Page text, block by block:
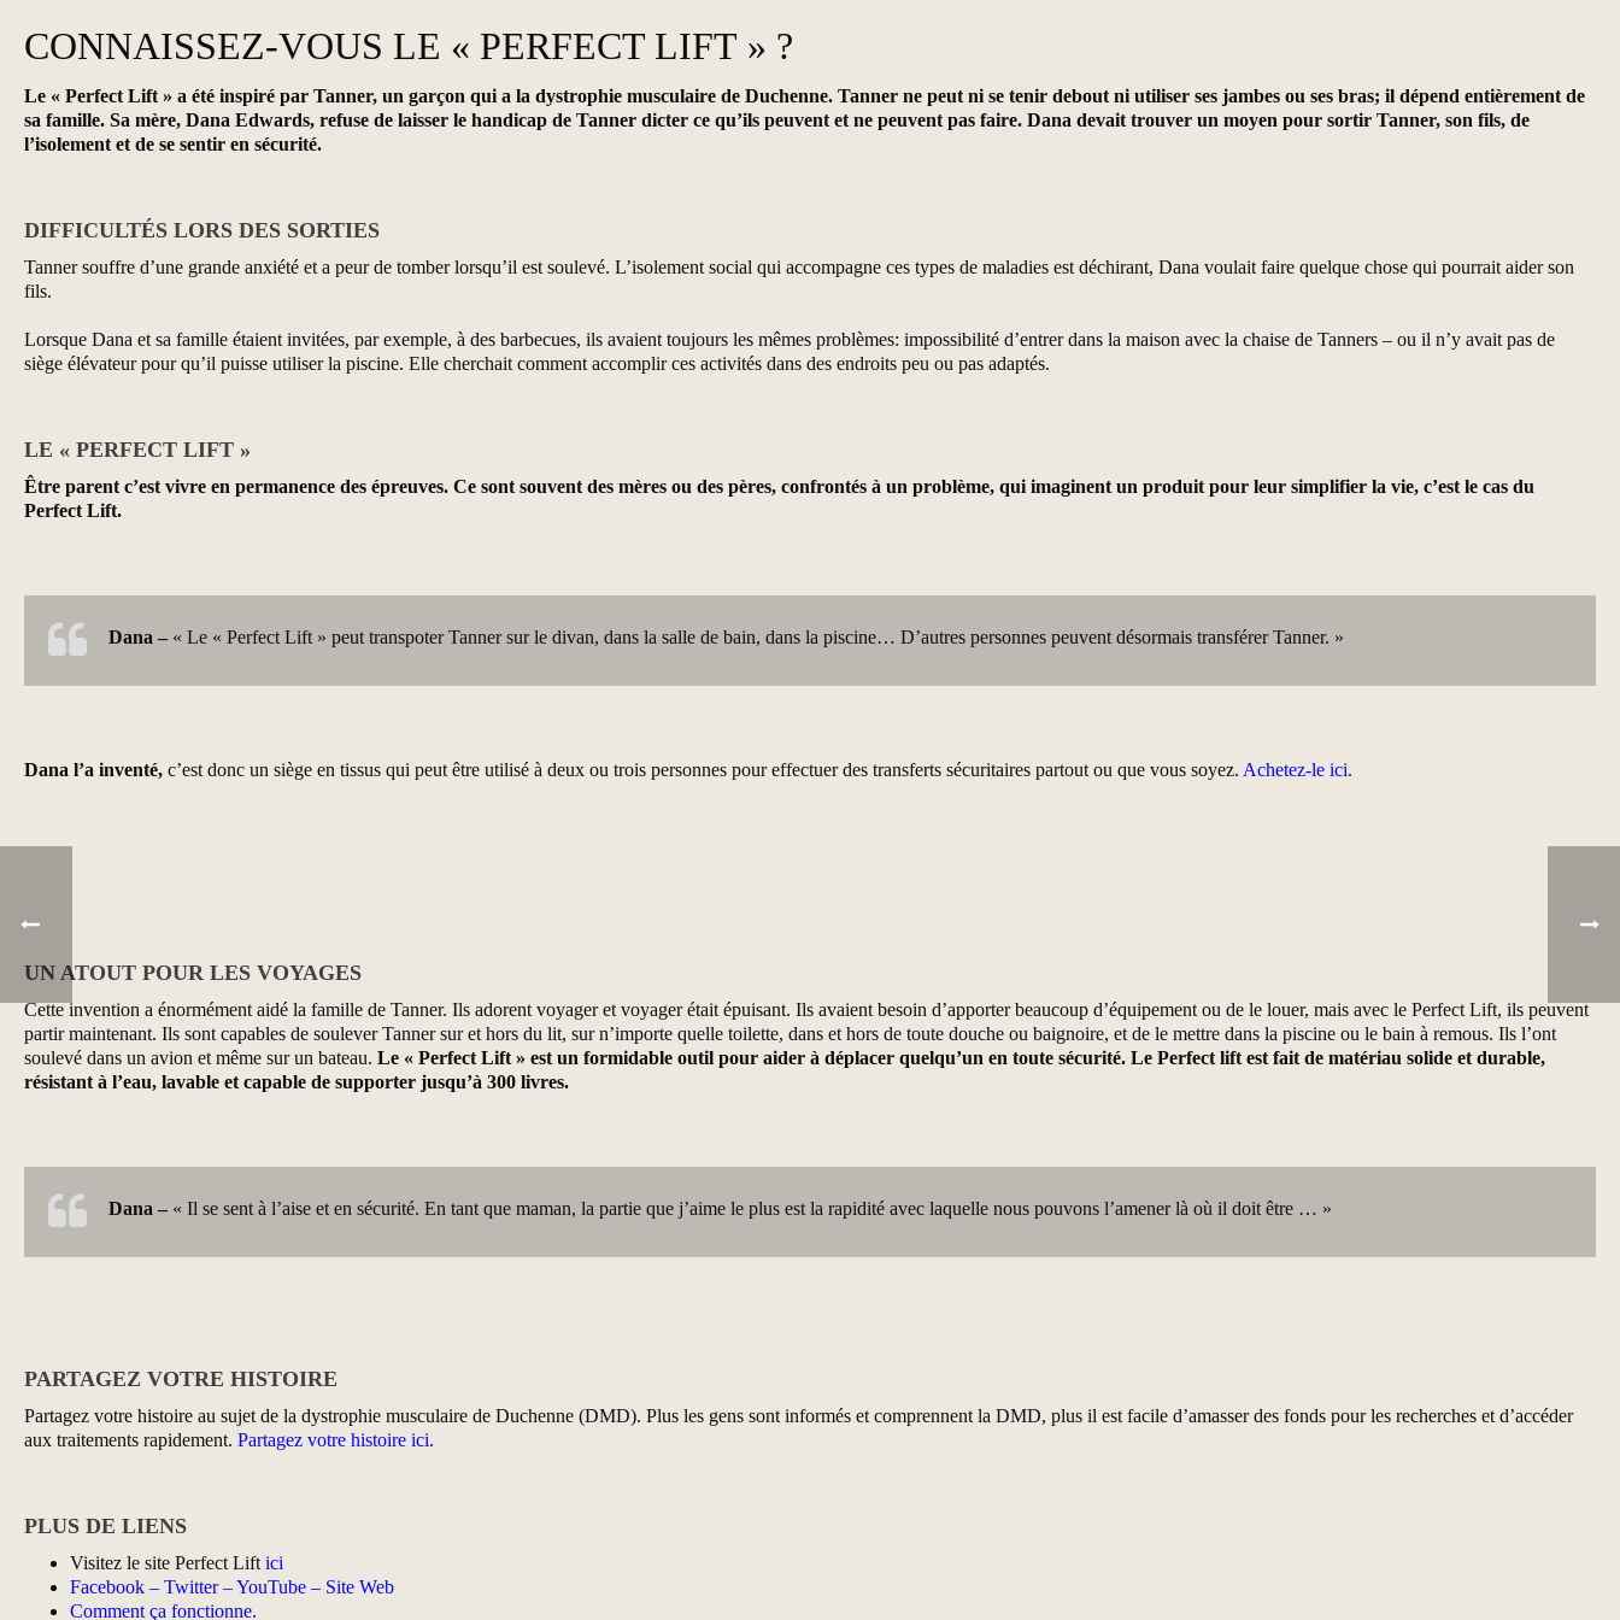
CONNAISSEZ-VOUS LE « PERFECT LIFT » ?
Le « Perfect Lift » a été inspiré par Tanner, un garçon qui a la dystrophie musculaire de Duchenne. Tanner ne peut ni se tenir debout ni utiliser ses jambes ou ses bras; il dépend entièrement de
sa famille. Sa mère, Dana Edwards, refuse de laisser le handicap de Tanner dicter ce qu’ils peuvent et ne peuvent pas faire. Dana devait trouver un moyen pour sortir Tanner, son fils, de
l’isolement et de se sentir en sécurité.
DIFFICULTÉS LORS DES SORTIES
Tanner souffre d’une grande anxiété et a peur de tomber lorsqu’il est soulevé. L’isolement social qui accompagne ces types de maladies est déchirant, Dana voulait faire quelque chose qui pourrait aider son
fils.
Lorsque Dana et sa famille étaient invitées, par exemple, à des barbecues, ils avaient toujours les mêmes problèmes: impossibilité d’entrer dans la maison avec la chaise de Tanners – ou il n’y avait pas de
siège élévateur pour qu’il puisse utiliser la piscine. Elle cherchait comment accomplir ces activités dans des endroits peu ou pas adaptés.
LE « PERFECT LIFT »
Être parent c’est vivre en permanence des épreuves. Ce sont souvent des mères ou des pères, confrontés à un problème, qui imaginent un produit pour leur simplifier la vie, c’est le cas du
Perfect Lift.
Dana – « Le « Perfect Lift » peut transpoter Tanner sur le divan, dans la salle de bain, dans la piscine… D’autres personnes peuvent désormais transférer Tanner. »
Dana l’a inventé, c’est donc un siège en tissus qui peut être utilisé à deux ou trois personnes pour effectuer des transferts sécuritaires partout ou que vous soyez. Achetez-le ici.
UN ATOUT POUR LES VOYAGES
Cette invention a énormément aidé la famille de Tanner. Ils adorent voyager et voyager était épuisant. Ils avaient besoin d’apporter beaucoup d’équipement ou de le louer, mais avec le Perfect Lift, ils peuvent
partir maintenant. Ils sont capables de soulever Tanner sur et hors du lit, sur n’importe quelle toilette, dans et hors de toute douche ou baignoire, et de le mettre dans la piscine ou le bain à remous. Ils l’ont
soulevé dans un avion et même sur un bateau. Le « Perfect Lift » est un formidable outil pour aider à déplacer quelqu’un en toute sécurité. Le Perfect lift est fait de matériau solide et durable,
résistant à l’eau, lavable et capable de supporter jusqu’à 300 livres.
Dana – « Il se sent à l’aise et en sécurité. En tant que maman, la partie que j’aime le plus est la rapidité avec laquelle nous pouvons l’amener là où il doit être … »
PARTAGEZ VOTRE HISTOIRE
Partagez votre histoire au sujet de la dystrophie musculaire de Duchenne (DMD). Plus les gens sont informés et comprennent la DMD, plus il est facile d’amasser des fonds pour les recherches et d’accéder
aux traitements rapidement. Partagez votre histoire ici.
PLUS DE LIENS
Visitez le site Perfect Lift ici
Facebook– Twitter–YouTube– Site Web
Comment ça fonctionne.